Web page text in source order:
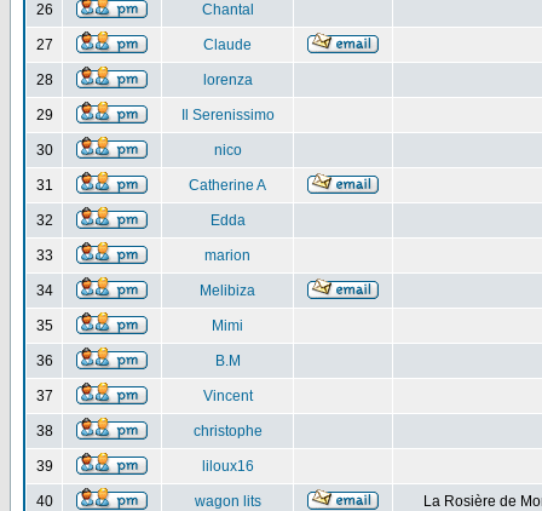
26 Chantal
27 Claude
28 lorenza
29 Il Serenissimo
30 nico
31 Catherine A
32 Edda
33 marion
34 Melibiza
35 Mimi
36 B.M
37 Vincent
38 christophe
39 liloux16
40 wagon lits La Rosière de